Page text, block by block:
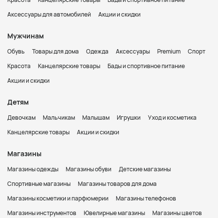
Аксессуары для автомобилей
Акции и скидки
Мужчинам
Обувь Товары для дома Одежда Аксессуары Premium
Спорт
Красота
Канцелярские товары
Бады и спортивное питание
Акции и скидки
Детям
Девочкам Мальчикам Малышам Игрушки
Уход и косметика
Канцелярские товары
Акции и скидки
Магазины
Магазины одежды Магазины обуви
Детские магазины
Спортивные магазины
Магазины товаров для дома
Магазины косметики и парфюмерии
Магазины телефонов
Магазины инструментов
Ювелирные магазины Магазины цветов